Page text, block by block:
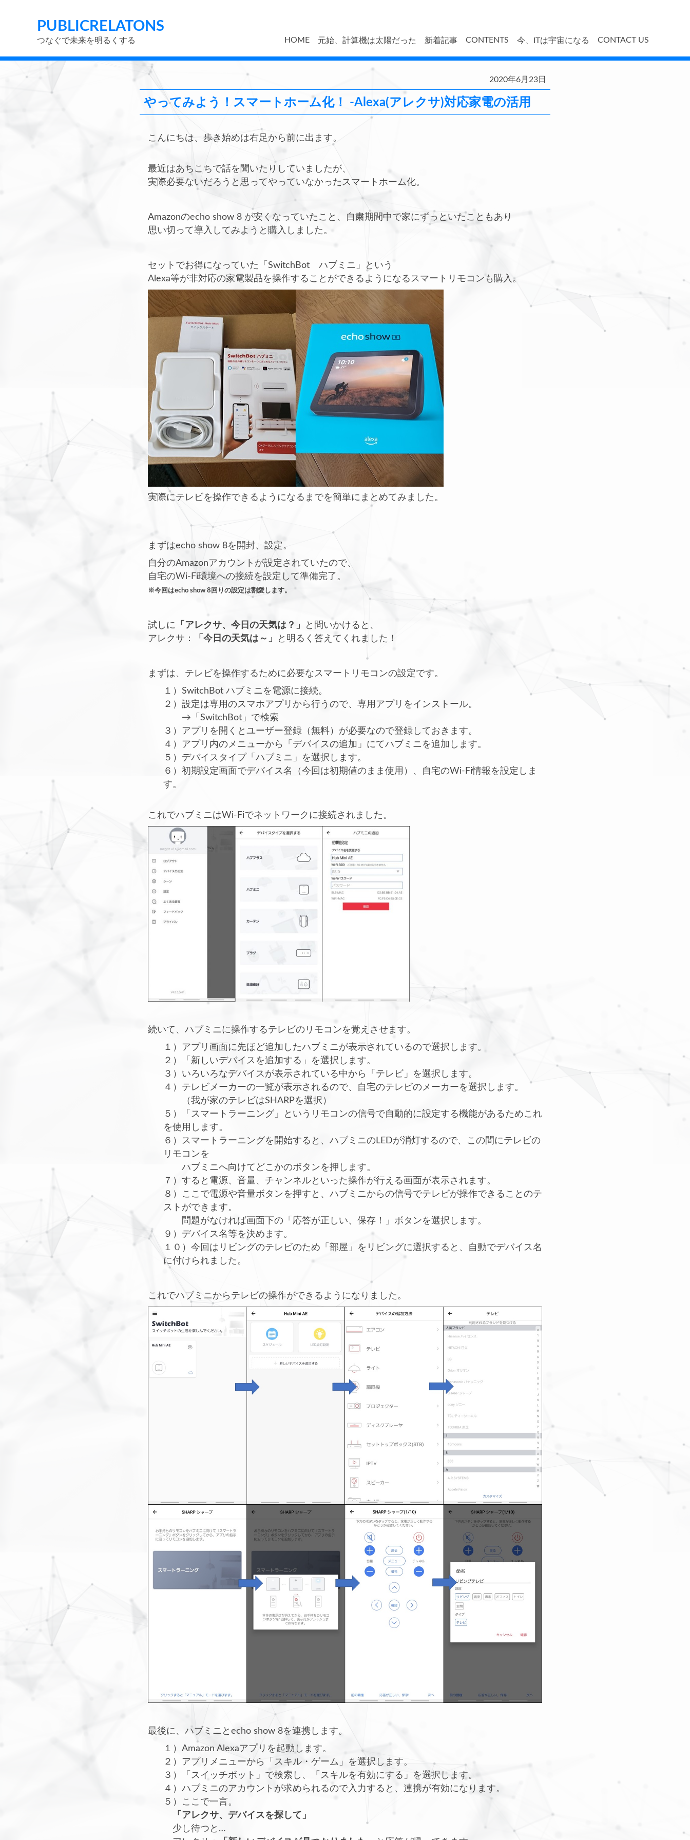
PUBLIC RELATONS
つなぐで未来を明るくする HOME 元始、計算機は太陽だった 新着記事 CONTENTS 今、ITは宇宙になる CONTACT US
2020年6月23日
やってみよう！スマートホーム化！ -Alexa(アレクサ)対応家電の活用
こんにちは、歩き始めは右足から前に出ます。
最近はあちこちで話を聞いたりしていましたが、
実際必要ないだろうと思ってやっていなかったスマートホーム化。
Amazonのecho show 8 が安くなっていたこと、自粛期間中で家にずっといたこともあり
思い切って導入してみようと購入しました。
セットでお得になっていた「SwitchBot ハブミニ」という
Alexa等が非対応の家電製品を操作することができるようになるスマートリモコンも購入。
実際にテレビを操作できるようになるまでを簡単にまとめてみました。
まずはecho show 8を開封、設定。
自分のAmazonアカウントが設定されていたので、
自宅のWi-Fi環境への接続を設定して準備完了。
※今回はecho show 8回りの設定は割愛します。
試しに 「アレクサ、今日の天気は？」
と問いかけると、
アレクサ：
「今日の天気は～」 と明るく答えてくれました！
まずは、テレビを操作するために必要なスマートリモコンの設定です。
１）SwitchBot ハブミニを電源に接続。
２）設定は専用のスマホアプリから行うので、専用アプリをインストール。
→「SwitchBot」で検索
３）アプリを開くとユーザー登録（無料）が必要なので登録しておきます。
４）アプリ内のメニューから「デバイスの追加」にてハブミニを追加します。
５）デバイスタイプ「ハブミニ」を選択します。
６）初期設定画面でデバイス名（今回は初期値のまま使用）、自宅のWi-Fi情報を設定しま
す。
これでハブミニはWi-Fiでネットワークに接続されました。
続いて、ハブミニに操作するテレビのリモコンを覚えさせます。
１）アプリ画面に先ほど追加したハブミニが表示されているので選択します。
２）「新しいデバイスを追加する」を選択します。
３）いろいろなデバイスが表示されている中から「テレビ」を選択します。
４）テレビメーカーの一覧が表示されるので、自宅のテレビのメーカーを選択します。
（我が家のテレビはSHARPを選択）
５）「スマートラーニング」というリモコンの信号で自動的に設定する機能があるためこれ
を使用します。
６）スマートラーニングを開始すると、ハブミニのLEDが消灯するので、この間にテレビの
リモコンを
ハブミニへ向けてどこかのボタンを押します。
７）すると電源、音量、チャンネルといった操作が行える画面が表示されます。
８）ここで電源や音量ボタンを押すと、ハブミニからの信号でテレビが操作できることのテ
ストができます。
問題がなければ画面下の「応答が正しい、保存！」ボタンを選択します。
９）デバイス名等を決めます。
１０）今回はリビングのテレビのため「部屋」をリビングに選択すると、自動でデバイス名
に付けられました。
これでハブミニからテレビの操作ができるようになりました。
最後に、ハブミニとecho show 8を連携します。
１）Amazon Alexaアプリを起動します。
２）アプリメニューから「スキル・ゲーム」を選択します。
３）「スイッチボット」で検索し、「スキルを有効にする」を選択します。
４）ハブミニのアカウントが求められるので入力すると、連携が有効になります。
５）ここで一言。
「アレクサ、デバイスを探して」
少し待つと…